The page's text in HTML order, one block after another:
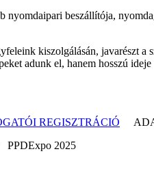
beszállítója,
kiszolgálásán, javarészt a
adunk el, hanem hosszú
REGISZTRÁCIÓ
2025